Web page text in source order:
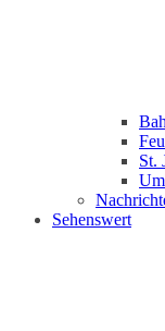
St.
Sehenswert